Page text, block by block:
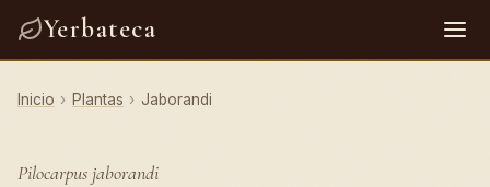
Yerbateca
Inicio › Plantas › Jaborandi
Pilocarpus jaborandi